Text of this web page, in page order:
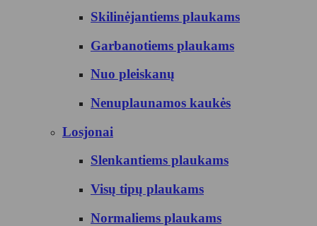
Skilinėjantiems plaukams
Garbanotiems plaukams
Nuo pleiskanų
Nenuplaunamos kaukės
Losjonai
Slenkantiems plaukams
Visų tipų plaukams
Normaliems plaukams